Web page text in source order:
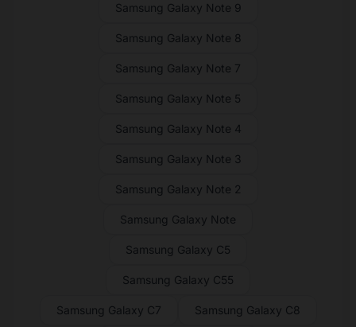
Samsung Galaxy Note 9
Samsung Galaxy Note 8
Samsung Galaxy Note 7
Samsung Galaxy Note 5
Samsung Galaxy Note 4
Samsung Galaxy Note 3
Samsung Galaxy Note 2
Samsung Galaxy Note
Samsung Galaxy C5
Samsung Galaxy C55
Samsung Galaxy C7 Samsung Galaxy C8